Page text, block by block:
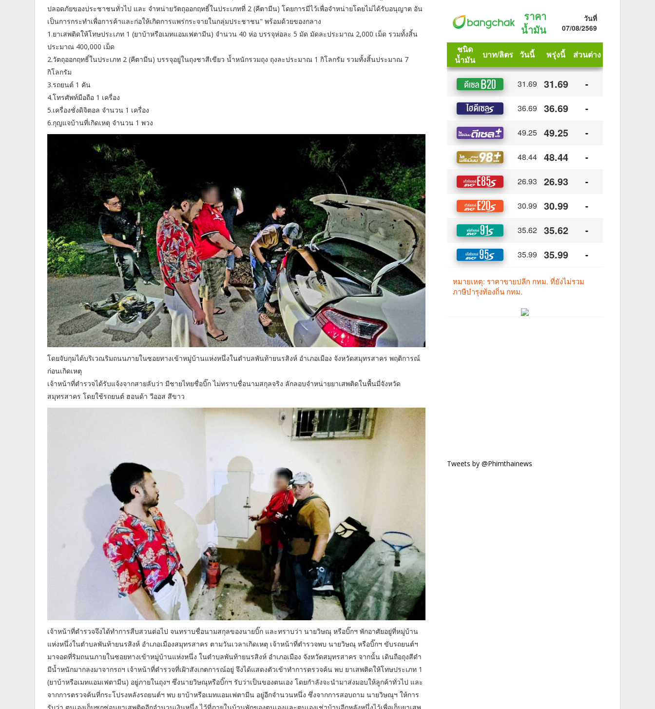
ปลอดภัยของประชาชนทั่วไป และ จำหน่ายวัตถุออกฤทธิ์ในประเภทที่ 2 (คีตามีน) โดยการมีไว้เพื่อจำหน่ายโดยไม่ได้รับอนุญาต อัน
เป็นการกระทำเพื่อการค้าและก่อให้เกิดการแพร่กระจายในกลุ่มประชาชน" พร้อมด้วยของกลาง
1.ยาเสพติดให้โทษประเภท 1 (ยาบ้าหรือเมทแอมเฟตามีน) จำนวน 40 ห่อ บรรจุห่อละ 5 มัด มัดละประมาณ 2,000 เม็ด รวมทั้งสิ้น
ประมาณ 400,000 เม็ด
2.วัตถุออกฤทธิ์ในประเภท 2 (คีตามีน) บรรจุอยู่ในถุงชาสีเขียว น้ำหนักรวมถุง ถุงละประมาณ 1 กิโลกรัม รวมทั้งสิ้นประมาณ 7
กิโลกรัม
3.รถยนต์ 1 คัน
4.โทรศัพท์มือถือ 1 เครื่อง
5.เครื่องชั่งดิจิตอล จำนวน 1 เครื่อง
6.กุญแจบ้านที่เกิดเหตุ จำนวน 1 พวง
โดยจับกุมได้บริเวณริมถนนภายในซอยทางเข้าหมู่บ้านแห่งหนึ่งในตำบลพันท้ายนรสิงห์ อำเภอเมือง จังหวัดสมุทรสาคร พฤติการณ์
ก่อนเกิดเหตุ
เจ้าหน้าที่ตำรวจได้รับแจ้งจากสายลับว่า มีชายไทยชื่อบิ๊ก ไม่ทราบชื่อนามสกุลจริง ลักลอบจำหน่ายยาเสพติดในพื้นมี่จังหวัด
สมุทรสาคร โดยใช้รถยนต์ ฮอนด้า วีออส สีขาว
เจ้าหน้าที่ตำรวจจึงได้ทำการสืบสวนต่อไป จนทราบชื่อนามสกุลของนายบิ๊ก และทราบว่า นายวิษณุ หรือบิ๊กฯ พักอาศัยอยู่ที่หมู่บ้าน
แห่งหนึ่งในตำบลพันท้ายนรสิงห์ อำเภอเมืองสมุทรสาคร ตามวันเวลาเกิดเหตุ เจ้าหน้าที่ตำรวจพบ นายวิษณุ หรือบิ๊กฯ ขับรถยนต์ฯ
มาจอดที่ริมถนนภายในซอยทางเข้าหมู่บ้านแห่งหนึ่ง ในตำบลพันท้ายนรสิงห์ อำเภอเมือง จังหวัดสมุทรสาคร จากนั้น เดินถือถุงสีดำ
มีน้ำหนักมากลงมาจากรถฯ เจ้าหน้าที่ตำรวจที่เฝ้าสังเกตการณ์อยู่ จึงได้แสดงตัวเข้าทำการตรวจค้น พบ ยาเสพติดให้โทษประเภท 1
(ยาบ้าหรือเมทแอมเฟตามีน) อยู่ภายในถุงฯ ซึ่งนายวิษณุหรือบิ๊กฯ รับว่าเป็นของตนเอง โดยกำลังจะนำมาส่งมอบให้ลูกค้าทั่วไป และ
จากการตรวจค้นที่กระโปรงหลังรถยนต์ฯ พบ ยาบ้าหรือเมทแอมเฟตามีน อยู่อีกจำนวนหนึ่ง ซึ่งจากการสอบถาม นายวิษณุฯ ให้การ
Tweets by @Phimthainews